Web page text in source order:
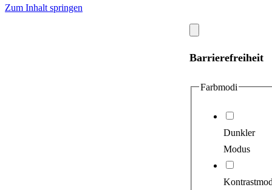
Zum Inhalt springen
schließen
Barrierefreiheit
Farbmodi
Dunkler
Modus